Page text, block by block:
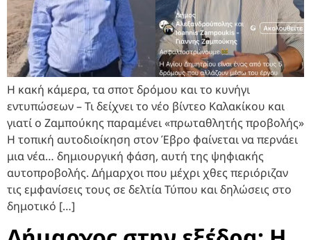
Η κακή κάμερα, τα σποτ δρόμου και το κυνήγι
εντυπώσεων – Τι δείχνει το νέο βίντεο Καλακίκου και
γιατί ο Ζαμπούκης παραμένει «πρωταθλητής προβολής»
Η τοπική αυτοδιοίκηση στον Έβρο φαίνεται να περνάει
μια νέα… δημιουργική φάση, αυτή της ψηφιακής
αυτοπροβολής. Δήμαρχοι που μέχρι χθες περιόριζαν
τις εμφανίσεις τους σε δελτία Τύπου και δηλώσεις στο
δημοτικό […]